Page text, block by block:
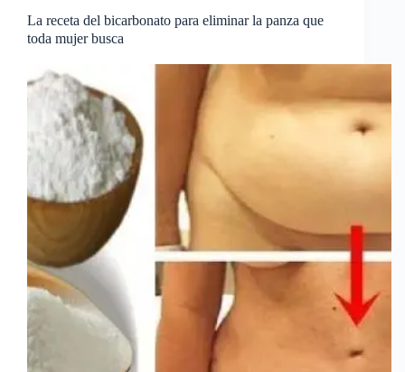
La receta del bicarbonato para eliminar la panza que
toda mujer busca